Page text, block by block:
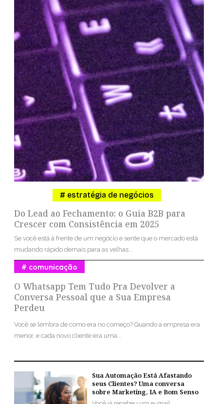
Do Lead ao Fechamento: o Guia B2B para
Crescer com Consistência em 2025
estratégia de negócios
Se você está à frente de um negócio e sente que o mercado está
mudando rápido demais para as velhas...
O Whatsapp Tem Tudo Pra Devolver a
Conversa Pessoal que a Sua Empresa
Perdeu
comunicação
Você se lembra de como era no começo? Quando a empresa era
menor, e cada novo cliente era uma...
Sua Automação Está Afastando
seus Clientes? Uma conversa
sobre Marketing, IA e Bom Senso